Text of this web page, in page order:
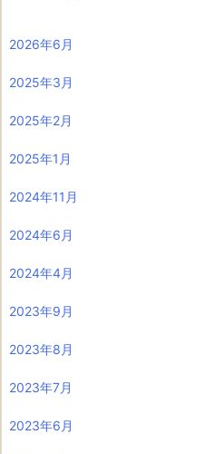
2026年6月
2025年3月
2025年2月
2025年1月
2024年11月
2024年6月
2024年4月
2023年9月
2023年8月
2023年7月
2023年6月